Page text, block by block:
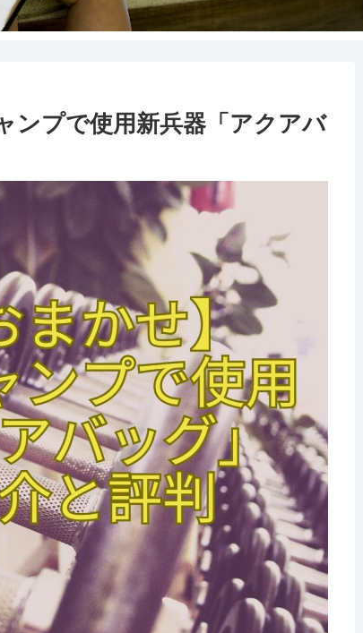
ンプで使用新兵器「アクアバ